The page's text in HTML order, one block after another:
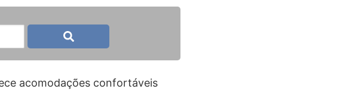
acomodações confortáveis